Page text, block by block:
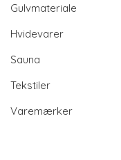
Gulvmateriale
Hvidevarer
Sauna
Tekstiler
Varemærker